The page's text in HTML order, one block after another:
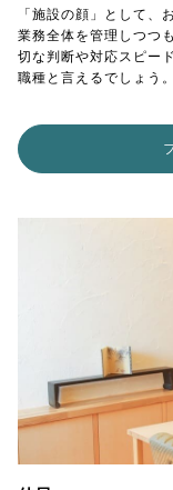
「施設の顔」として、
業務全体を管理しつつ
切な判断や対応スピー
職種と言えるでしょう。